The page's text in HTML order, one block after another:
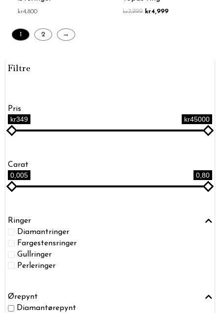
Filtre
Pris
kr349
kr45000
Carat
0,005
0,80
Ringer
Diamantringer
Fargestensringer
Gullringer
Perleringer
Ørepynt
Diamantørepynt
kr4,800 kr7,999 kr4,999
1 2 →